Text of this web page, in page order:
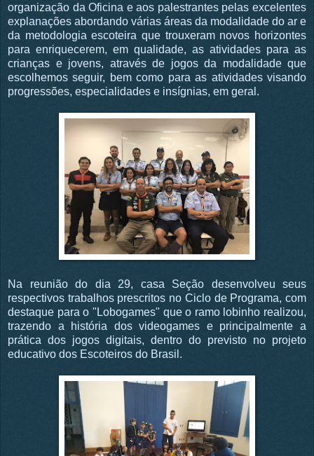
organização da Oficina e aos palestrantes pelas excelentes
explanações abordando várias áreas da modalidade do ar e
da metodologia escoteira que trouxeram novos horizontes
para enriquecerem, em qualidade, as atividades para as
crianças e jovens, através de jogos da modalidade que
escolhemos seguir, bem como para as atividades visando
progressões, especialidades e insígnias, em geral.
Na reunião do dia 29, casa Seção desenvolveu seus
respectivos trabalhos prescritos no Ciclo de Programa, com
destaque para o "Lobogames" que o ramo lobinho realizou,
trazendo a história dos videogames e principalmente a
prática dos jogos digitais, dentro do previsto no projeto
educativo dos Escoteiros do Brasil.